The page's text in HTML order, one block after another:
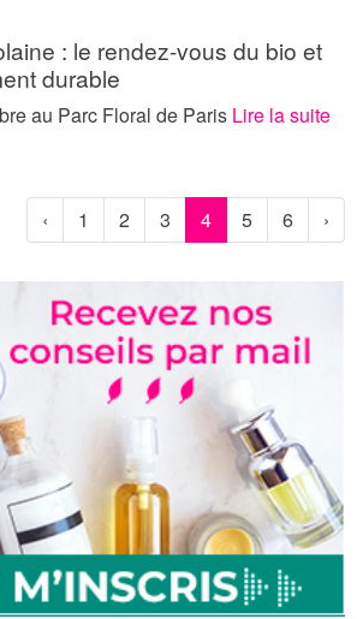
: le rendez-vous du bio et
durable
au Parc Floral de Paris Lire la suite
‹ 1 2 3 4 5 6 ›